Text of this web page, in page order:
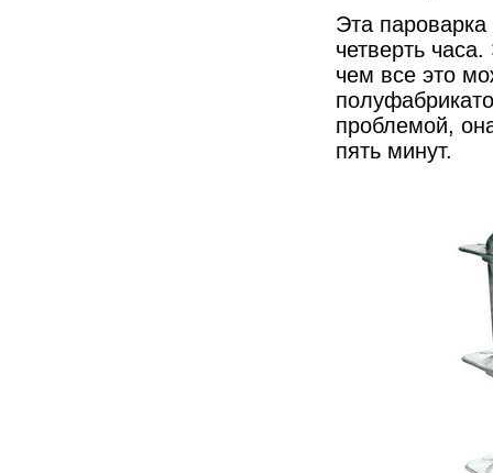
Эта
четверть
чем все это
проблемой,
пять минут.